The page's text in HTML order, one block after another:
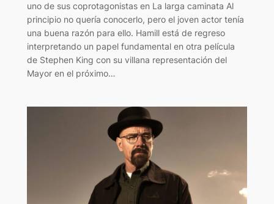
uno de sus coprotagonistas en La larga caminata Al
principio no quería conocerlo, pero el joven actor tenía
una buena razón para ello. Hamill está de regreso
interpretando un papel fundamental en otra película
de Stephen King con su villana representación del
Mayor en el próximo…